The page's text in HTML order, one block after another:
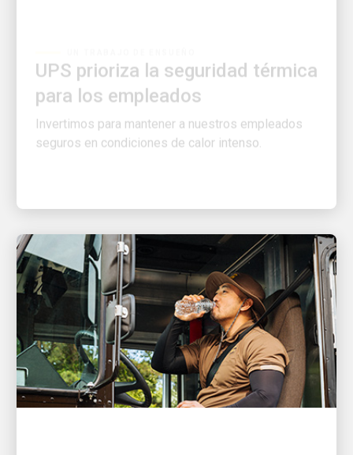
para los empleados
Invertimos para mantener a nuestros empleados
seguros en condiciones de calor intenso.